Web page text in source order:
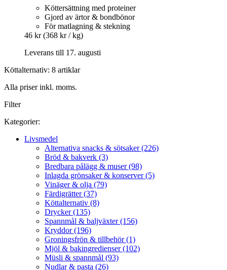
Köttersättning med proteiner
Gjord av ärtor & bondbönor
För matlagning & stekning
46 kr (368 kr / kg)
Leverans till 17. augusti
Köttalternativ: 8 artiklar
Alla priser inkl. moms.
Filter
Kategorier:
Livsmedel
Alternativa snacks & sötsaker (226)
Bröd & bakverk (3)
Bredbara pålägg & muser (98)
Inlagda grönsaker & konserver (5)
Vinäger & olja (79)
Färdigrätter (37)
Köttalternativ (8)
Drycker (135)
Spannmål & baljväxter (156)
Kryddor (196)
Groningsfrön & tillbehör (1)
Mjöl & bakingredienser (102)
Müsli & spannmål (93)
Nudlar & pasta (26)